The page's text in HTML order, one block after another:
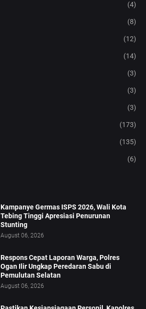
(4)
(8)
(12)
(14)
(3)
(3)
(3)
(173)
(135)
(6)
Kampanye Germas ISPS 2026, Wali Kota
Tebing Tinggi Apresiasi Penurunan
Stunting
August 06, 2026
Respons Cepat Laporan Warga, Polres
Ogan Ilir Ungkap Peredaran Sabu di
Pemulutan Selatan
August 06, 2026